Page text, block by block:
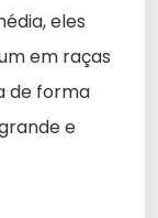
eles
em raças
de forma
e